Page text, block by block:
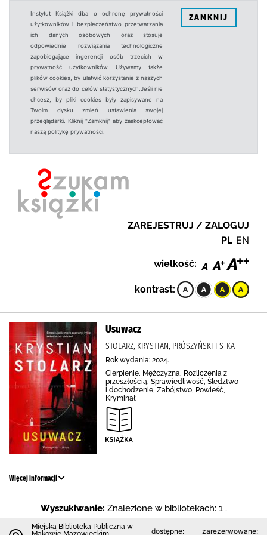
Instytut Książki dba o ochronę prywatności
użytkowników i bezpieczeństwo przetwarzania
ich danych osobowych oraz stosuje
odpowiednie rozwiązania technologiczne
zapobiegające ingerencji osób trzecich w
prywatność użytkowników. Używamy także
plików cookies, by ułatwić korzystanie z naszych
serwisów oraz do celów statystycznych.Jeśli nie
chcesz, by pliki cookies były zapisywane na
Twoim dysku zmień ustawienia swojej
przeglądarki. Kliknij "Zamknij" aby zaakceptować
naszą politykę prywatności.
ZAMKNIJ
ZAREJESTRUJ / ZALOGUJ
PL EN
wielkość:
kontrast:
Usuwacz
STOLARZ, KRYSTIAN, PRÓSZYŃSKI I S-KA
Rok wydania: 2024.
Cierpienie, Mężczyzna, Rozliczenia z
przeszłością, Sprawiedliwość, Śledztwo
i dochodzenie, Zabójstwo, Powieść,
Kryminał
Więcej informacji
Wyszukiwanie: Znalezione w bibliotekach: 1 .
Miejska Biblioteka Publiczna w
dostępne: zarezerwowane: